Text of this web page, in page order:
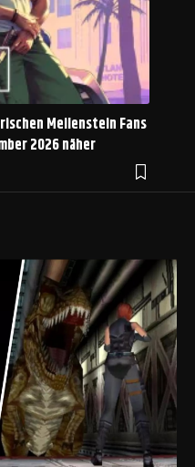
Meilenstein Fans
2026 näher